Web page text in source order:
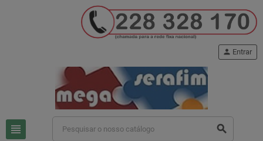
view_headline search
person Entrar